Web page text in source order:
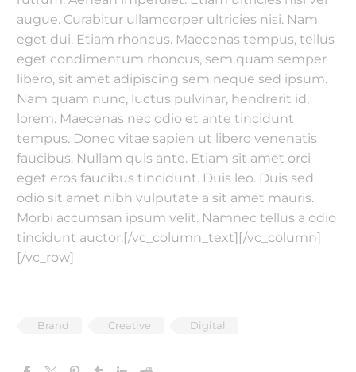
augue. Curabitur ullamcorper ultricies nisi. Nam
eget dui. Etiam rhoncus. Maecenas tempus, tellus
eget condimentum rhoncus, sem quam semper
libero, sit amet adipiscing sem neque sed ipsum.
Nam quam nunc, luctus pulvinar, hendrerit id,
lorem. Maecenas nec odio et ante tincidunt
tempus. Donec vitae sapien ut libero venenatis
faucibus. Nullam quis ante. Etiam sit amet orci
eget eros faucibus tincidunt. Duis leo. Duis sed
odio sit amet nibh vulputate a sit amet mauris.
Morbi accumsan ipsum velit. Namnec tellus a odio
tincidunt auctor.[/vc_column_text][/vc_column]
[/vc_row]
Brand Creative Digital